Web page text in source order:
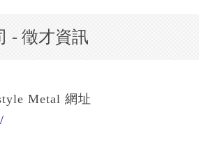
- 徵才資訊
Metal 網址